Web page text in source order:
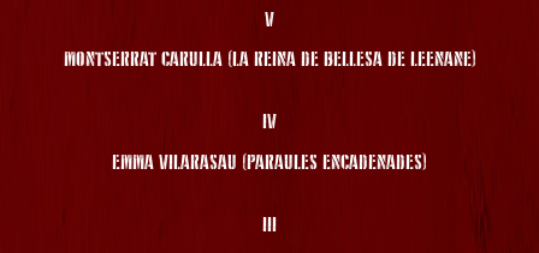
V
MONTSERRAT CARULLA (LA REINA DE BELLESA DE LEENANE)
IV
EMMA VILARASAU (PARAULES ENCADENADES)
III